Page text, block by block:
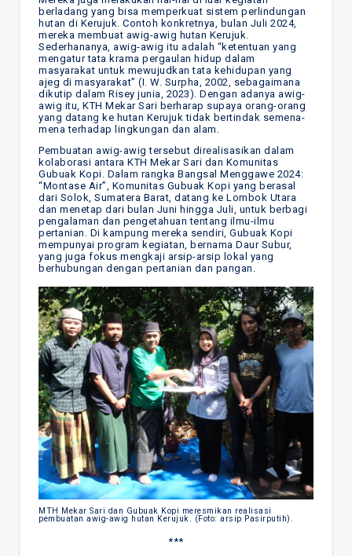
berladang yang bisa memperkuat sistem perlindungan
hutan di Kerujuk. Contoh konkretnya, bulan Juli 2024,
mereka membuat awig-awig hutan Kerujuk.
Sederhananya, awig-awig itu adalah “ketentuan yang
mengatur tata krama pergaulan hidup dalam
masyarakat untuk mewujudkan tata kehidupan yang
ajeg di masyarakat” (I. W. Surpha, 2002, sebagaimana
dikutip dalam Risey junia, 2023). Dengan adanya awig-
awig itu, KTH Mekar Sari berharap supaya orang-orang
yang datang ke hutan Kerujuk tidak bertindak semena-
mena terhadap lingkungan dan alam.
Pembuatan awig-awig tersebut direalisasikan dalam
kolaborasi antara KTH Mekar Sari dan Komunitas
Gubuak Kopi. Dalam rangka Bangsal Menggawe 2024:
“Montase Air”, Komunitas Gubuak Kopi yang berasal
dari Solok, Sumatera Barat, datang ke Lombok Utara
dan menetap dari bulan Juni hingga Juli, untuk berbagi
pengalaman dan pengetahuan tentang ilmu-ilmu
pertanian. Di kampung mereka sendiri, Gubuak Kopi
mempunyai program kegiatan, bernama Daur Subur,
yang juga fokus mengkaji arsip-arsip lokal yang
berhubungan dengan pertanian dan pangan.
MTH Mekar Sari dan Gubuak Kopi meresmikan realisasi
pembuatan awig-awig hutan Kerujuk. (Foto: arsip Pasirputih).
***